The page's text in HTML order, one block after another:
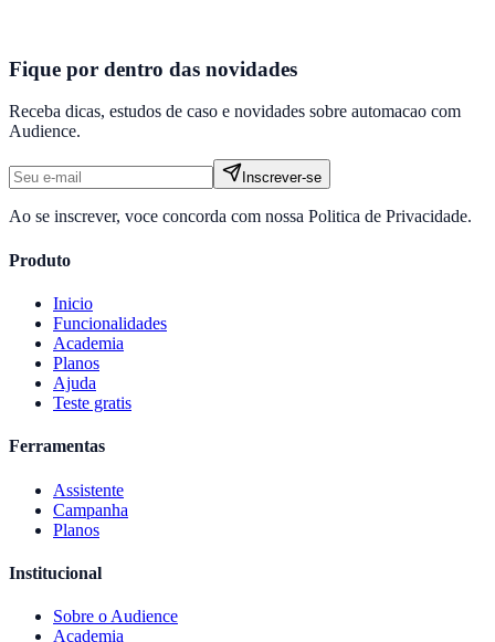
Fique por dentro das novidades
Receba dicas, estudos de caso e novidades sobre automacao com
Audience.
Inscrever-se
Ao se inscrever, voce concorda com nossa Politica de Privacidade.
Produto
Inicio
Funcionalidades
Academia
Planos
Ajuda
Teste gratis
Ferramentas
Assistente
Campanha
Planos
Institucional
Sobre o Audience
Academia